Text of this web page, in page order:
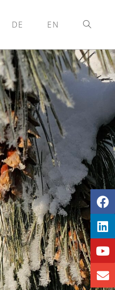
DE EN